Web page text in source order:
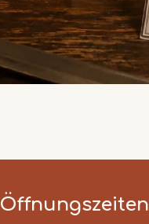
Öffnungszeiten